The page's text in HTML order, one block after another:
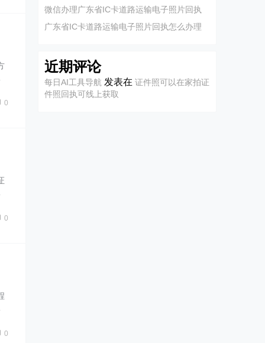
0
0
0
微信办理广东省IC卡道路运输电子照片回执
广东省IC卡道路运输电子照片回执怎么办理
近期评论
每日AI工具导航 发表在证件照可以在家拍证
件照回执可线上获取